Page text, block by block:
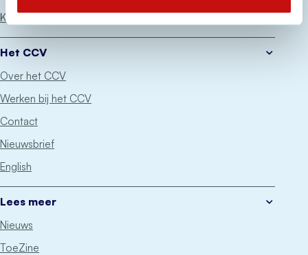
Keurmerken
Het CCV
Over het CCV
Werken bij het CCV
Contact
Nieuwsbrief
English
Lees meer
Nieuws
ToeZine